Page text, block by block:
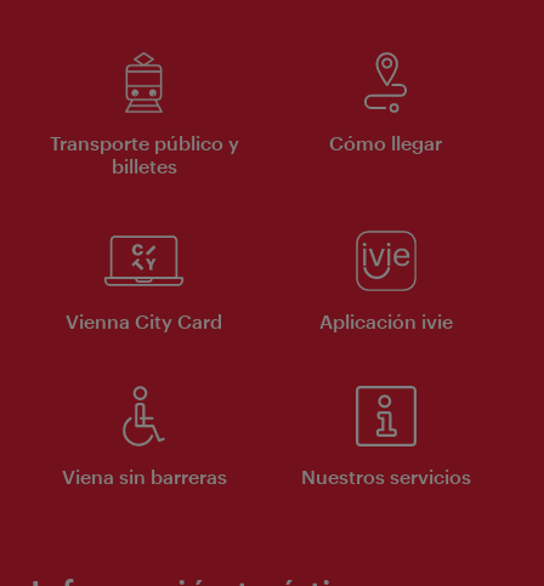
Transporte público y
billetes
Cómo llegar
Vienna City Card Aplicación ivie
Viena sin barreras Nuestros servicios